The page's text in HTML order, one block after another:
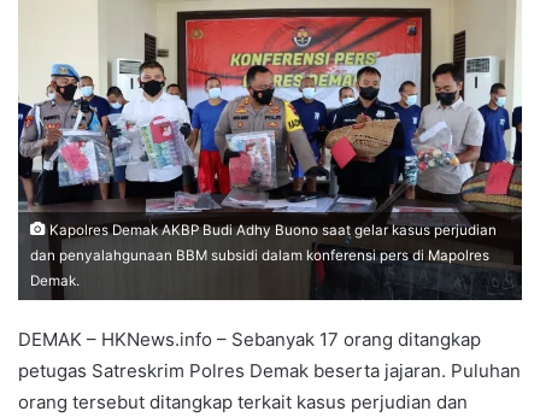
Kapolres Demak AKBP Budi Adhy Buono saat gelar kasus perjudian
dan penyalahgunaan BBM subsidi dalam konferensi pers di Mapolres
Demak.
DEMAK – HKNews.info – Sebanyak 17 orang ditangkap
petugas Satreskrim Polres Demak beserta jajaran. Puluhan
orang tersebut ditangkap terkait kasus perjudian dan